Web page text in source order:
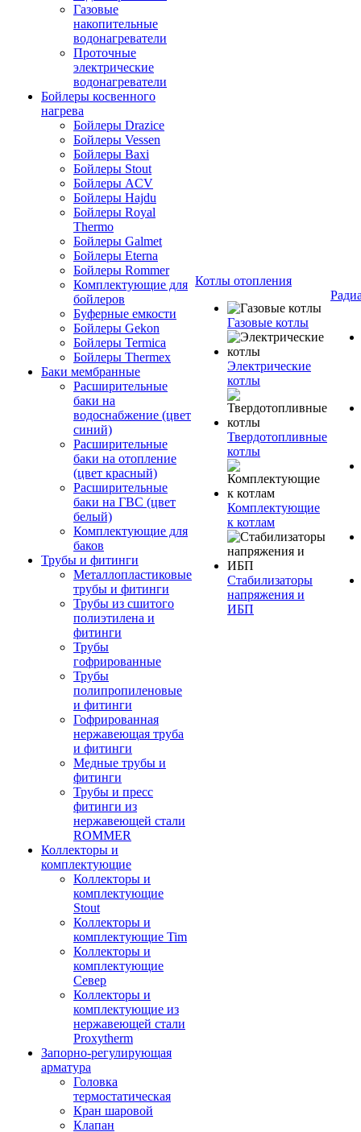
Газовые
накопительные
водонагреватели
Проточные
электрические
водонагреватели
Бойлеры косвенного
нагрева
Бойлеры Drazice
Бойлеры Vessen
Бойлеры Baxi
Бойлеры Stout
Бойлеры ACV
Бойлеры Hajdu
Бойлеры Royal
Thermo
Бойлеры Galmet
Бойлеры Eterna
Бойлеры Rommer
Комплектующие для
бойлеров
Буферные емкости
Бойлеры Gekon
Бойлеры Termica
Бойлеры Thermex
Баки мембранные
Расширительные
баки на
водоснабжение (цвет
синий)
Расширительные
баки на отопление
(цвет красный)
Расширительные
баки на ГВС (цвет
белый)
Комплектующие для
баков
Трубы и фитинги
Металлопластиковые
трубы и фитинги
Трубы из сшитого
полиэтилена и
фитинги
Трубы
гофрированные
Трубы
полипропиленовые
и фитинги
Гофрированная
нержавеющая труба
и фитинги
Медные трубы и
фитинги
Трубы и пресс
фитинги из
нержавеющей стали
ROMMER
Коллекторы и
комплектующие
Коллекторы и
комплектующие
Stout
Коллекторы и
комплектующие Tim
Коллекторы и
комплектующие
Север
Коллекторы и
комплектующие из
нержавеющей стали
Proxytherm
Запорно-регулирующая
арматура
Головка
термостатическая
Кран шаровой
Клапан
Котлы отопления
Газовые котлы
Электрические
котлы
Твердотопливные
котлы
Комплектующие
к котлам
Стабилизаторы
напряжения и
ИБП